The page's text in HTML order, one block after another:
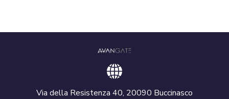
Via della Resistenza 40, 20090 Buccinasco